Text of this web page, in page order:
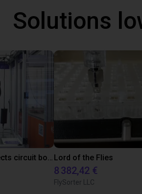
Solutions
ReBeL cobot arm inspects circuit board quality Lord of the Flies
8 382,42 €
FlySorter LLC